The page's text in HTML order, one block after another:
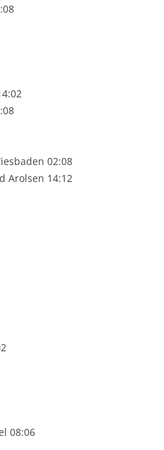
02:08
Arolsen 14:12
08:06